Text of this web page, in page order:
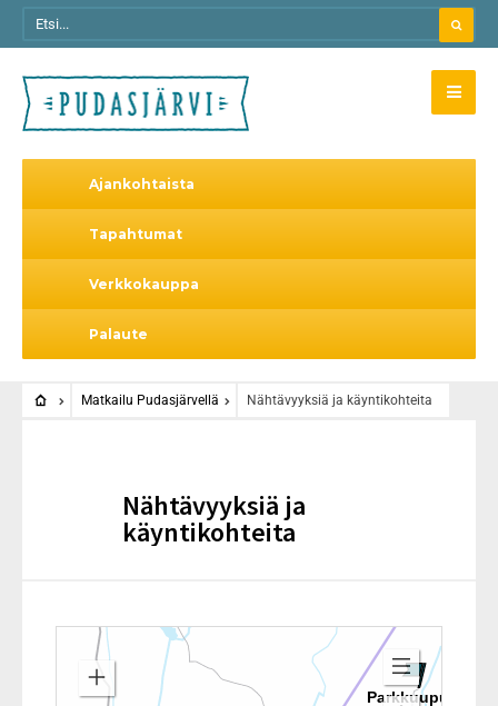
Ajankohtaista
Tapahtumat
Verkkokauppa
Palaute
Matkailu Pudasjärvellä Nähtävyyksiä ja käyntikohteita
Nähtävyyksiä ja
käyntikohteita